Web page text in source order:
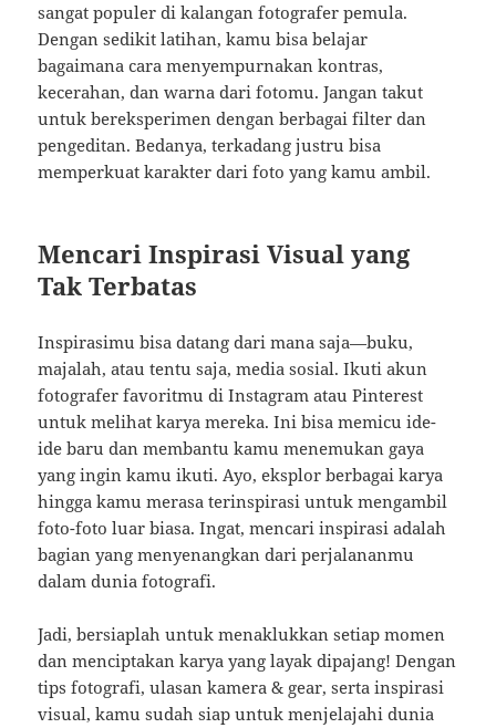
sangat populer di kalangan fotografer pemula.
Dengan sedikit latihan, kamu bisa belajar
bagaimana cara menyempurnakan kontras,
kecerahan, dan warna dari fotomu. Jangan takut
untuk bereksperimen dengan berbagai filter dan
pengeditan. Bedanya, terkadang justru bisa
memperkuat karakter dari foto yang kamu ambil.
Mencari Inspirasi Visual yang
Tak Terbatas
Inspirasimu bisa datang dari mana saja—buku,
majalah, atau tentu saja, media sosial. Ikuti akun
fotografer favoritmu di Instagram atau Pinterest
untuk melihat karya mereka. Ini bisa memicu ide-
ide baru dan membantu kamu menemukan gaya
yang ingin kamu ikuti. Ayo, eksplor berbagai karya
hingga kamu merasa terinspirasi untuk mengambil
foto-foto luar biasa. Ingat, mencari inspirasi adalah
bagian yang menyenangkan dari perjalananmu
dalam dunia fotografi.
Jadi, bersiaplah untuk menaklukkan setiap momen
dan menciptakan karya yang layak dipajang! Dengan
tips fotografi, ulasan kamera & gear, serta inspirasi
visual, kamu sudah siap untuk menjelajahi dunia